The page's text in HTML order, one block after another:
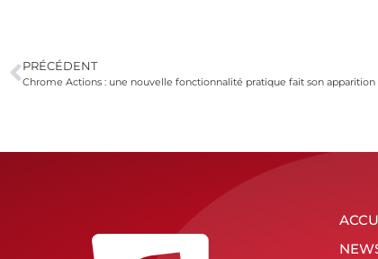
PRÉCÉDENT
Chrome Actions : une nouvelle fonctionnalité pratique fait son apparition